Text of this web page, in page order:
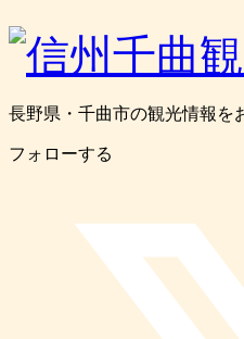
長野県・千曲市の観光情報を
フォローする